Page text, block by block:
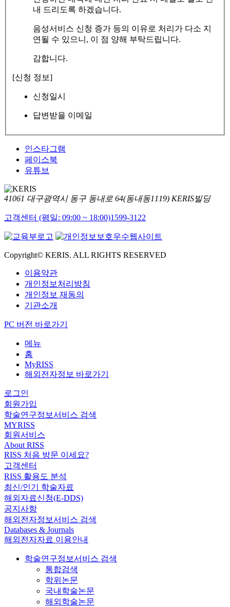
내 드리도록 하겠습니다.
음성서비스 신청 증가 등의 이유로 처리가 다소 지
연될 수 있으니, 이 점 양해 부탁드립니다.
감합니다.
[신청 정보]
신청일시
답변받을 이메일
인스타그램
페이스북
유튜브
41061 대구광역시 동구 동내로 64(동내동1119) KERIS빌딩
고객센터 (평일: 09:00 ~ 18:00)1599-3122
Copyright© KERIS. ALL RIGHTS RESERVED
이용약관
개인정보처리방침
개인정보 재동의
기관소개
PC 버전 바로가기
메뉴
홈
MyRISS
해외전자정보 바로가기
로그인
회원가입
학술연구정보서비스 검색
MYRISS
회원서비스
About RISS
RISS 처음 방문 이세요?
고객센터
RISS 활용도 분석
최신/인기 학술자료
해외자료신청(E-DDS)
공지사항
해외전자정보서비스 검색
Databases & Journals
해외전자자료 이용안내
학술연구정보서비스 검색
통합검색
학위논문
국내학술논문
해외학술논문